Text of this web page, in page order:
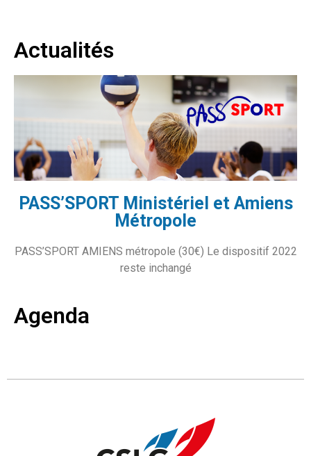
Actualités
PASS’SPORT Ministériel et Amiens
Métropole
PASS’SPORT AMIENS métropole (30€) Le dispositif 2022
reste inchangé
Agenda